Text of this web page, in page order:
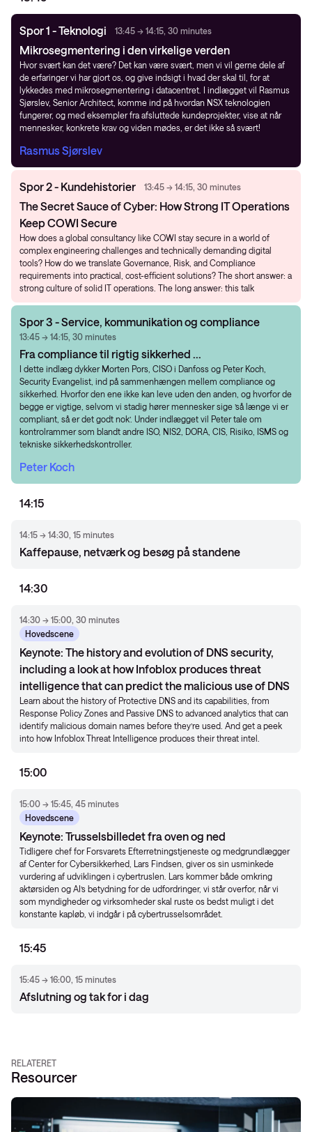
Spor 1 - Teknologi 13:45 → 14:15, 30 minutes
Mikrosegmentering i den virkelige verden
Hvor svært kan det være? Det kan være svært, men vi vil gerne dele af
de erfaringer vi har gjort os, og give indsigt i hvad der skal til, for at
lykkedes med mikrosegmentering i datacentret. I indlægget vil Rasmus
Sjørslev, Senior Architect, komme ind på hvordan NSX teknologien
fungerer, og med eksempler fra afsluttede kundeprojekter, vise at når
mennesker, konkrete krav og viden mødes, er det ikke så svært!
Rasmus Sjørslev
Spor 2 - Kundehistorier 13:45 → 14:15, 30 minutes
The Secret Sauce of Cyber: How Strong IT Operations
Keep COWI Secure
How does a global consultancy like COWI stay secure in a world of
complex engineering challenges and technically demanding digital
tools? How do we translate Governance, Risk, and Compliance
requirements into practical, cost-efficient solutions? The short answer: a
strong culture of solid IT operations. The long answer: this talk
Spor 3 - Service, kommunikation og compliance
13:45 → 14:15, 30 minutes
Fra compliance til rigtig sikkerhed ...
I dette indlæg dykker Morten Pors, CISO i Danfoss og Peter Koch,
Security Evangelist, ind på sammenhængen mellem compliance og
sikkerhed. Hvorfor den ene ikke kan leve uden den anden, og hvorfor de
begge er vigtige, selvom vi stadig hører mennesker sige ’så længe vi er
compliant, så er det godt nok’. Under indlægget vil Peter tale om
kontrolrammer som blandt andre ISO, NIS2, DORA, CIS, Risiko, ISMS og
tekniske sikkerhedskontroller.
Peter Koch
14:15
14:15 → 14:30, 15 minutes
Kaffepause, netværk og besøg på standene
14:30
Hovedscene
14:30 → 15:00, 30 minutes
Keynote: The history and evolution of DNS security,
including a look at how Infoblox produces threat
intelligence that can predict the malicious use of DNS
Learn about the history of Protective DNS and its capabilities, from
Response Policy Zones and Passive DNS to advanced analytics that can
identify malicious domain names before they’re used. And get a peek
into how Infoblox Threat Intelligence produces their threat intel.
15:00
Hovedscene
15:00 → 15:45, 45 minutes
Keynote: Trusselsbilledet fra oven og ned
Tidligere chef for Forsvarets Efterretningstjeneste og medgrundlægger
af Center for Cybersikkerhed, Lars Findsen, giver os sin usminkede
vurdering af udviklingen i cybertruslen. Lars kommer både omkring
aktørsiden og AI’s betydning for de udfordringer, vi står overfor, når vi
som myndigheder og virksomheder skal ruste os bedst muligt i det
konstante kapløb, vi indgår i på cybertrusselsområdet.
15:45
15:45 → 16:00, 15 minutes
Afslutning og tak for i dag
RELATERET
Resourcer